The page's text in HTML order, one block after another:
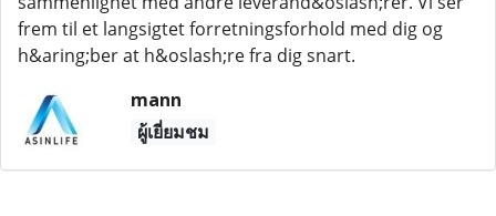
frem til et langsigtet forretningsforhold med dig og
h&aring;ber at h&oslash;re fra dig snart.
mann
ผู้เยี่ยมชม